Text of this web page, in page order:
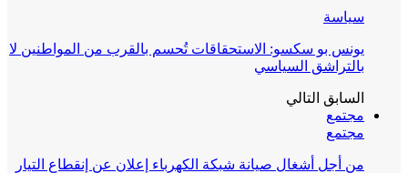
سياسة
يونس بو سكسو: الاستحقاقات تُحسم بالقرب من المواطنين لا
بالتراشق السياسي
السابق التالي
مجتمع
مجتمع
من أجل أشغال صيانة شبكة الكهرباء إعلان عن إنقطاع التيار